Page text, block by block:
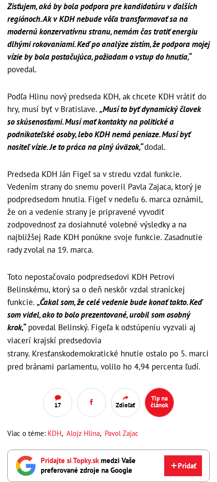
Zisťujem, aká by bola podpora pre kandidatúru v ďalších
regiónoch. Ak v KDH nebude vôľa transformovať sa na
modernú konzervatívnu stranu, nemám čas tratiť energiu
dlhými rokovaniami. Keď po analýze zistím, že podpora mojej
vízie by bola postačujúca, požiadam o vstup do hnutia,“
povedal.
Podľa Hlinu nový predseda KDH, ak chcete KDH vrátiť do
hry, musí byť v Bratislave. „Musí to byť dynamický človek
so skúsenosťami. Musí mať kontakty na politické a
podnikateľské osoby, lebo KDH nemá peniaze. Musí byť
nositeľ vízie. Je to práca na plný úväzok,“dodal.
Predseda KDH Ján Figeľ sa v stredu vzdal funkcie.
Vedením strany do snemu poveril Pavla Zajaca, ktorý je
podpredsedom hnutia. Figeľ v nedeľu 6. marca oznámil,
že on a vedenie strany je pripravené vyvodiť
zodpovednosť za dosiahnuté volebné výsledky a na
najbližšej Rade KDH ponúkne svoje funkcie. Zasadnutie
rady zvolal na 19. marca.
Toto nepostačovalo podpredsedovi KDH Petrovi
Belinskému, ktorý sa o deň neskôr vzdal straníckej
funkcie. „Čakal som, že celé vedenie bude konať takto. Keď
som videl, ako to bolo prezentované, urobil som osobný
krok,“povedal Belinský. Figeľa k odstúpeniu vyzvali aj
viacerí krajskí predsedovia
strany. Kresťanskodemokratické hnutie ostalo po 5. marci
pred bránami parlamentu, volilo ho 4,94 percenta ľudí.
17 Zdieľať
Tip na
článok
Viac o téme: KDH, Alojz Hlina, Pavol Zajac
Pridajte si Topky.skmedzi Vaše
preferované zdroje na Google
Pridať